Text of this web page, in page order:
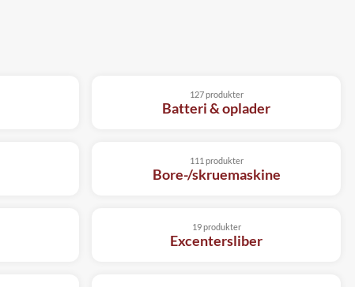
Batteri & oplader
127 produkter
Bore-/skruemaskine
111 produkter
Excentersliber
19 produkter